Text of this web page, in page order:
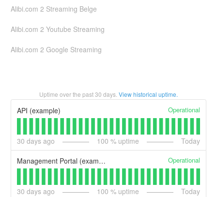
Alibi.com 2 Streaming Belge
Alibi.com 2 Youtube Streaming
Alibi.com 2 Google Streaming
Uptime over the past30 days. View historical uptime.
API (example) Operational
30 days ago 100 % uptime Today
Management Portal (example) Operational
30 days ago 100 % uptime Today